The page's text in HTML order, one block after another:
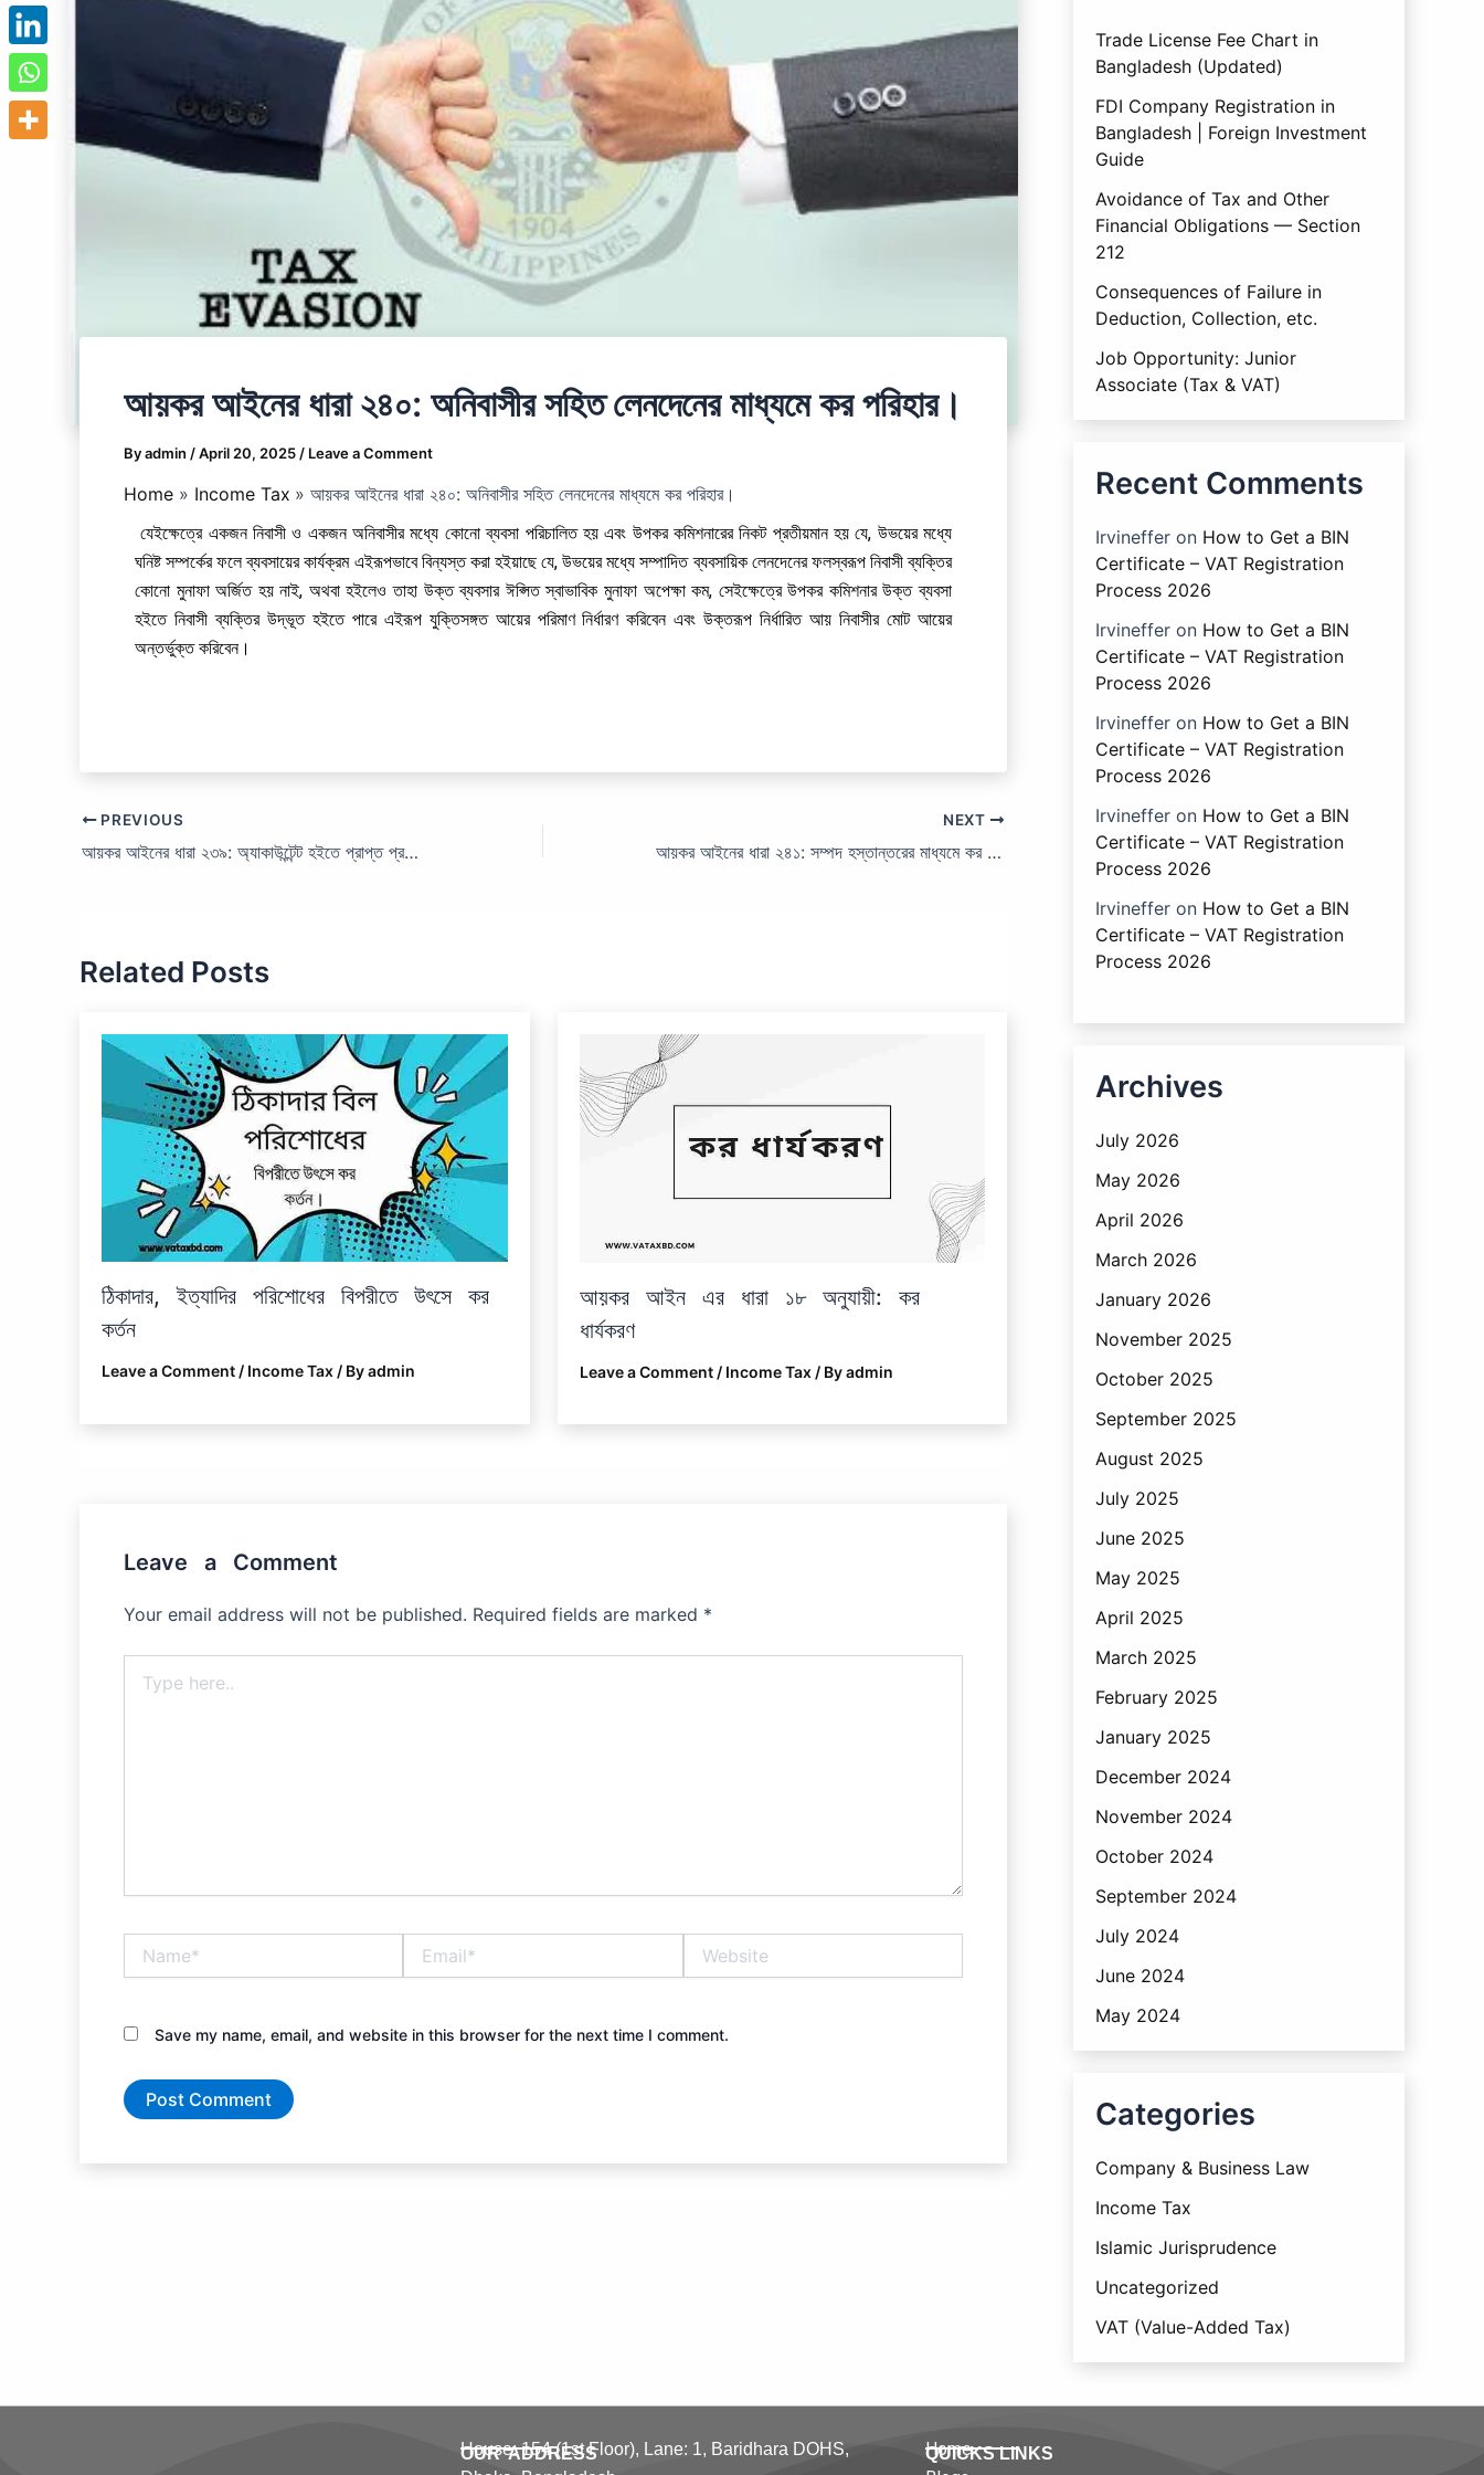
আয়কর আইনের ধারা ২৪০: অনিবাসীর সহিত লেনদেনের মাধ্যমে কর পরিহার।
Byadmin /April 20, 2025 / Leave a Comment
Home Income Tax আয়কর আইনের ধারা ২৪০: অনিবাসীর সহিত লেনদেনের মাধ্যমে কর পরিহার।
যেইক্ষেত্রে একজন নিবাসী ও একজন অনিবাসীর মধ্যে কোনো ব্যবসা পরিচালিত হয় এবং উপকর কমিশনারের নিকট প্রতীয়মান হয় যে, উভয়ের মধ্যে
ঘনিষ্ট সম্পর্কের ফলে ব্যবসায়ের কার্যক্রম এইরূপভাবে বিন্যস্ত করা হইয়াছে যে, উভয়ের মধ্যে সম্পাদিত ব্যবসায়িক লেনদেনের ফলস্বরূপ নিবাসী ব্যক্তির
কোনো মুনাফা অর্জিত হয় নাই, অথবা হইলেও তাহা উক্ত ব্যবসার ঈপ্সিত স্বাভাবিক মুনাফা অপেক্ষা কম, সেইক্ষেত্রে উপকর কমিশনার উক্ত ব্যবসা
হইতে নিবাসী ব্যক্তির উদ্ভূত হইতে পারে এইরূপ যুক্তিসঙ্গত আয়ের পরিমাণ নির্ধারণ করিবেন এবং উক্তরূপ নির্ধারিত আয় নিবাসীর মোট আয়ের
অন্তর্ভুক্ত করিবেন।
PREVIOUS
আয়কর আইনের ধারা ২৩৯: অ্যাকাউন্টেন্ট হইতে প্রাপ্ত প্রতিবেদন দাখিল।
NEXT
আয়কর আইনের ধারা ২৪১: সম্পদ হস্তান্তরের মাধ্যমে কর পরিহার।
Related Posts
ঠিকাদার, ইত্যাদির পরিশোধের বিপরীতে উৎসে কর
কর্তন
Leave a Comment / Income Tax / Byadmin
আয়কর আইন এর ধারা ১৮ অনুযায়ী: কর
ধার্যকরণ
Leave a Comment / Income Tax/ Byadmin
Leave a Comment
Your email address will not be published. Required fields are marked *
here..
Save my name, email, and website in this browser for the next time I comment.
Trade License Fee Chart in
Bangladesh (Updated)
FDI Company Registration in
Bangladesh | Foreign Investment
Guide
Avoidance of Tax and Other
Financial Obligations — Section
212
Consequences of Failure in
Deduction, Collection, etc.
Job Opportunity: Junior
Associate (Tax & VAT)
Recent Comments
Irvineffer on How to Get a BIN
Certificate – VAT Registration
Process 2026
Irvineffer on How to Get a BIN
Certificate – VAT Registration
Process 2026
Irvineffer on How to Get a BIN
Certificate – VAT Registration
Process 2026
Irvineffer on How to Get a BIN
Certificate – VAT Registration
Process 2026
Irvineffer on How to Get a BIN
Certificate – VAT Registration
Process 2026
Archives
July 2026
May 2026
April 2026
March 2026
January 2026
November 2025
October 2025
September 2025
August 2025
July 2025
June 2025
May 2025
April 2025
March 2025
February 2025
January 2025
December 2024
November 2024
October 2024
September 2024
July 2024
June 2024
May 2024
Categories
Company & Business Law
Income Tax
Islamic Jurisprudence
Uncategorized
VAT (Value-Added Tax)
OUR ADDRESS
House: 154 (1st Floor), Lane: 1, Baridhara DOHS,
QUICKS LINKS
Home